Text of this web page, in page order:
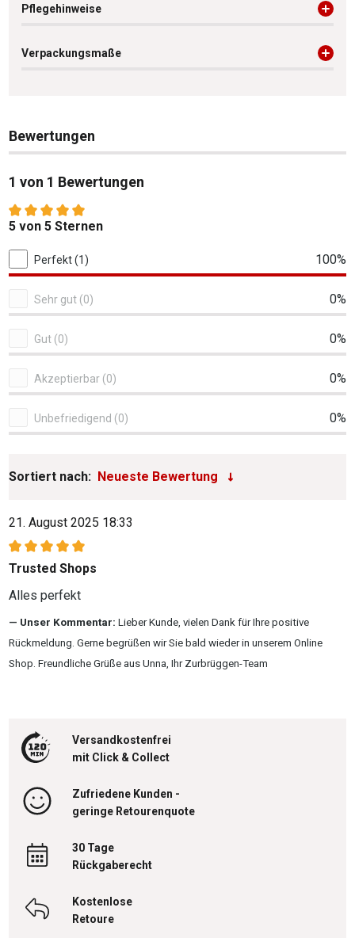
Pflegehinweise
Verpackungsmaße
Bewertungen
1 von 1 Bewertungen
Durchschnittliche Bewertung von 5 von 5 Sternen
5 von 5 Sternen
1 von 1 Bewertungen
Perfekt (1) 100%
Sehr gut (0) 0%
Gut (0) 0%
Akzeptierbar (0) 0%
Unbefriedigend (0) 0%
Sortiert nach:
21. August 2025 18:33
Bewertung mit 5 von 5 Sternen
Trusted Shops
Alles perfekt
Unser Kommentar: Lieber Kunde, vielen Dank für Ihre positive
Rückmeldung. Gerne begrüßen wir Sie bald wieder in unserem Online
Shop. Freundliche Grüße aus Unna, Ihr Zurbrüggen-Team
Versandkostenfrei
mit Click & Collect
Zufriedene Kunden -
geringe Retourenquote
30 Tage
Rückgaberecht
Kostenlose
Retoure